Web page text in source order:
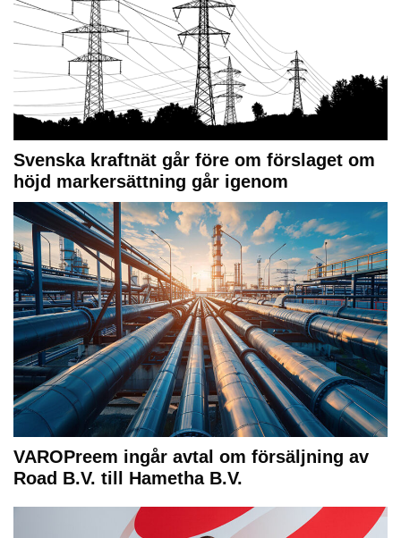
Svenska kraftnät går före om förslaget om
höjd markersättning går igenom
VAROPreem ingår avtal om försäljning av
Road B.V. till Hametha B.V.